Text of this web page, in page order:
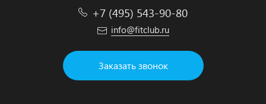
+7 (495) 543-90-80
info@fitclub.ru
Заказать звонок